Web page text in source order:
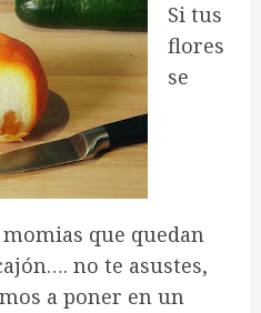
Si tus
flores
se
que quedan
no te asustes,
a poner en un